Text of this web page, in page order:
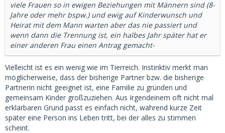
Traumfrau?
--> Wann denkt ein Mann eine Frau ist die EINE?
Im Reallife fällt mir das auch manchmal auf, dass bspw.
viele Frauen so in ewigen Beziehungen mit Männern sind (8-
Jahre oder mehr bspw.) und ewig auf Kinderwunsch und
Heirat mit dem Mann warten aber das nie passiert und
wenn dann die Trennung ist, ein halbes Jahr später hat er
einer anderen Frau einen Antrag gemacht-
Sicher findet man keine Antwort auf diese Frage und ist bei
jedem sicher unterschiedlich, mich würden aber die
Meinungen dazu voll interessieren (ich möchte auch nicht
viele Frauen so in ewigen Beziehungen mit Männern sind (8-
Jahre oder mehr bspw.) und ewig auf Kinderwunsch und
Heirat mit dem Mann warten aber das nie passiert und
wenn dann die Trennung ist, ein halbes Jahr später hat er
einer anderen Frau einen Antrag gemacht-
Vielleicht ist es ein wenig wie im Tierreich. Instinktiv merkt man
möglicherweise, dass der bisherige Partner bzw. die bisherige
Partnerin nicht geeignet ist, eine Familie zu gründen und
gemeinsam Kinder großzuziehen. Aus Irgendeinem oft nicht mal
erklärbaren Grund passt es einfach nicht, während kurze Zeit
später eine Person ins Leben tritt, bei der alles zu stimmen
scheint.